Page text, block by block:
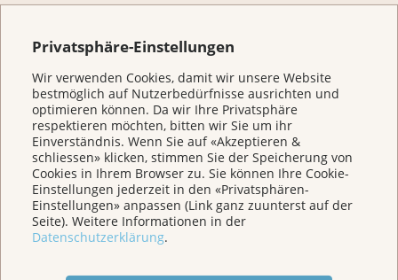
Privatsphäre-Einstellungen
Wir verwenden Cookies, damit wir unsere Website
bestmöglich auf Nutzerbedürfnisse ausrichten und
optimieren können. Da wir Ihre Privatsphäre
respektieren möchten, bitten wir Sie um ihr
Einverständnis. Wenn Sie auf «Akzeptieren &
schliessen» klicken, stimmen Sie der Speicherung von
Cookies in Ihrem Browser zu. Sie können Ihre Cookie-
Einstellungen jederzeit in den «Privatsphären-
Einstellungen» anpassen (Link ganz zuunterst auf der
Seite). Weitere Informationen in der
Datenschutzerklärung.
Veranstaltungen/ Podcasts/Links
Für Medien
Über uns